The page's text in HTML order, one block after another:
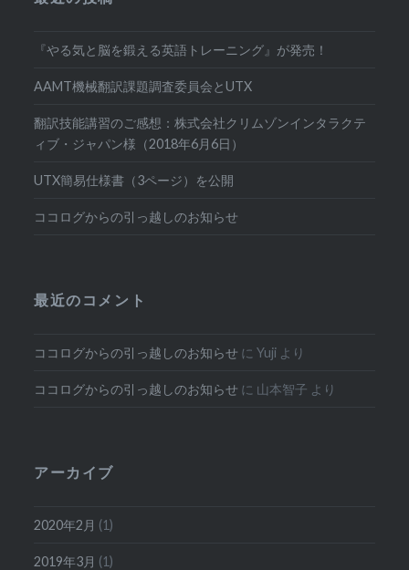
『やる気と脳を鍛える英語トレーニング』が発売！
AAMT機械翻訳課題調査委員会とUTX
翻訳技能講習のご感想：株式会社クリムゾンインタラクテ
ィブ・ジャパン様（2018年6月6日）
UTX簡易仕様書（3ページ）を公開
ココログからの引っ越しのお知らせ
最近のコメント
ココログからの引っ越しのお知らせ にYuji より
ココログからの引っ越しのお知らせ に 山本智子 より
アーカイブ
2020年2月 (1)
2019年3月 (1)